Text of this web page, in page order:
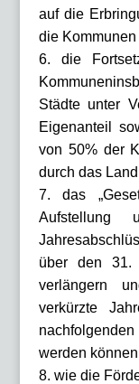
auf die
die
6. die
Städte unter
Eigenanteil
von 50% der
durch das
7. das
Aufstellung
über den 31.
verlängern
verkürzte
werden
8. wie die